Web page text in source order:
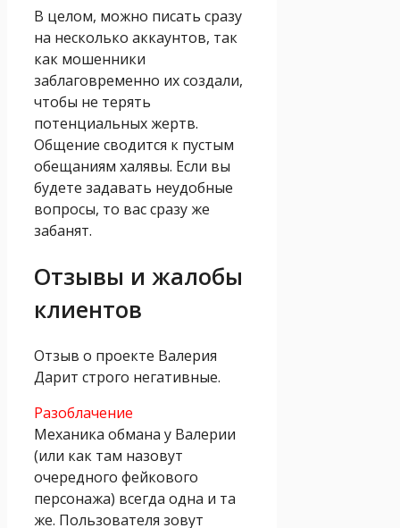
В целом, можно писать сразу
на несколько аккаунтов, так
как мошенники
заблаговременно их создали,
чтобы не терять
потенциальных жертв.
Общение сводится к пустым
обещаниям халявы. Если вы
будете задавать неудобные
вопросы, то вас сразу же
забанят.
Отзывы и жалобы
клиентов
Отзыв о проекте Валерия
Дарит строго негативные.
Разоблачение
Механика обмана у Валерии
(или как там назовут
очередного фейкового
персонажа) всегда одна и та
же. Пользователя зовут